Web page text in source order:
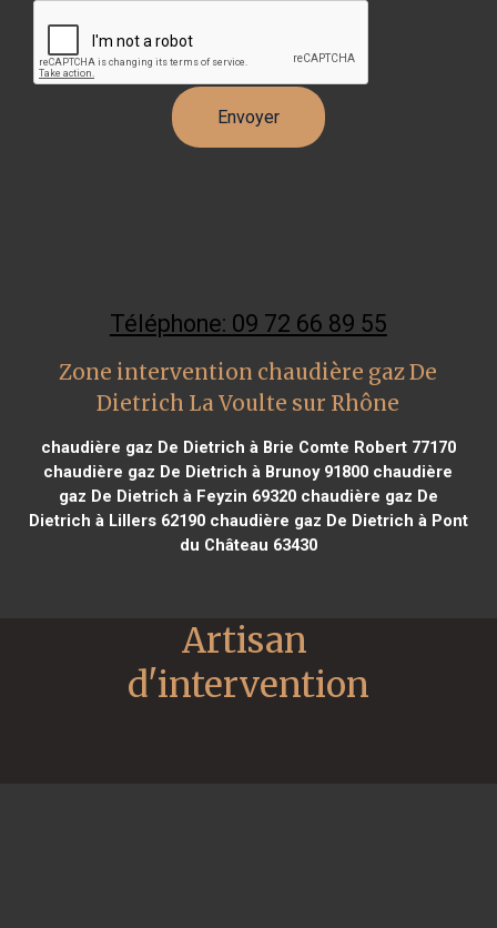
Téléphone: 09 72 66 89 55
Zone intervention chaudière gaz De
Dietrich La Voulte sur Rhône
chaudière gaz De Dietrich à Brie Comte Robert 77170
chaudière gaz De Dietrich à Brunoy 91800 chaudière
gaz De Dietrich à Feyzin 69320chaudière gaz De
Dietrich à Lillers 62190chaudière gaz De Dietrich à Pont
du Château 63430
Artisan
d'intervention